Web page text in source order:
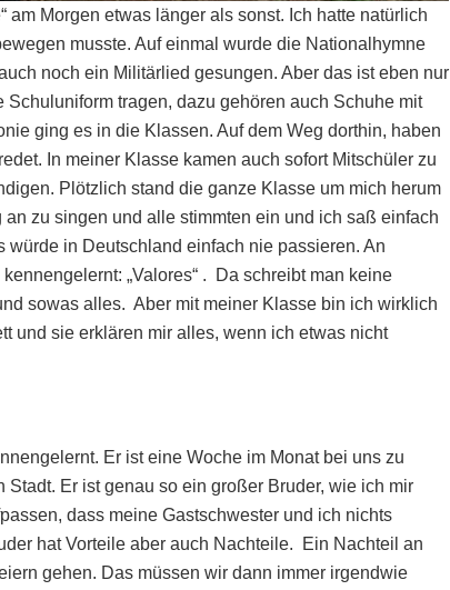
am Morgen etwas länger als sonst. Ich hatte natürlich
musste. Auf einmal wurde die Nationalhymne
noch ein Militärlied gesungen. Aber das ist eben nur
tragen, dazu gehören auch Schuhe mit
ging es in die Klassen. Auf dem Weg dorthin, haben
In meiner Klasse kamen auch sofort Mitschüler zu
Plötzlich stand die ganze Klasse um mich herum
zu singen und alle stimmten ein und ich saß einfach
würde in Deutschland einfach nie passieren. An
„Valores“ . Da schreibt man keine
sowas alles. Aber mit meiner Klasse bin ich wirklich
und sie erklären mir alles, wenn ich etwas nicht
Er ist eine Woche im Monat bei uns zu
Er ist genau so ein großer Bruder, wie ich mir
dass meine Gastschwester und ich nichts
hat Vorteile aber auch Nachteile. Ein Nachteil an
gehen. Das müssen wir dann immer irgendwie